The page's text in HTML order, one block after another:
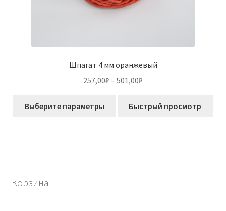
Шпагат 4 мм оранжевый
257,00₽ – 501,00₽
257,00₽
Выберите параметры Быстрый просмотр
Корзина